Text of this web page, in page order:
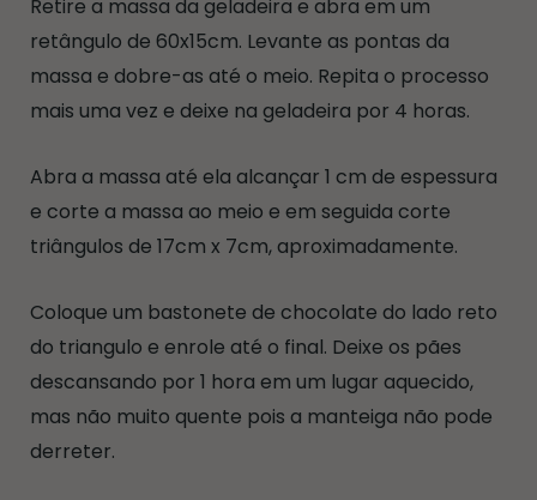
Retire a massa da geladeira e abra em um
retângulo de 60x15cm. Levante as pontas da
massa e dobre-as até o meio. Repita o processo
mais uma vez e deixe na geladeira por 4 horas.
Abra a massa até ela alcançar 1 cm de espessura
e corte a massa ao meio e em seguida corte
triângulos de 17cm x 7cm, aproximadamente.
Coloque um bastonete de chocolate do lado reto
do triangulo e enrole até o final. Deixe os pães
descansando por 1 hora em um lugar aquecido,
mas não muito quente pois a manteiga não pode
derreter.